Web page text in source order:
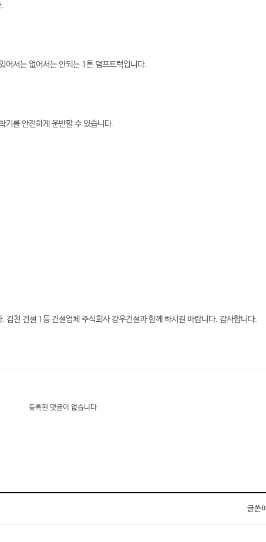
어서는 없어서는 안되는 1톤 덤프트럭입니다.
기를 안전하게 운반할 수 있습니다.
천 건설 1등 건설업체 주식회사 강우건설과 함께 하시길 바랍니다. 감사합니다.
등록된 댓글이 없습니다.
글쓴이